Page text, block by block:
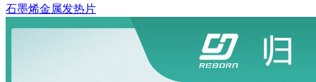
石墨烯金属发热片